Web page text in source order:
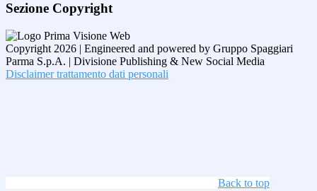
Sezione Copyright
Copyright 2026 | Engineered and powered by Gruppo Spaggiari
Parma S.p.A. | Divisione Publishing & New Social Media
Disclaimer trattamento dati personali
Back to top